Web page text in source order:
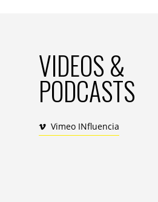
VIDEOS &
PODCASTS
Vimeo INfluencia